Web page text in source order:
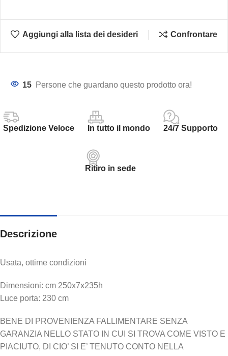
Aggiungi alla lista dei desideri Confrontare
15 Persone che guardano questo prodotto ora!
Spedizione Veloce In tutto il mondo 24/7 Supporto
Ritiro in sede
Descrizione
Usata, ottime condizioni
Dimensioni: cm 250x7x235h
Luce porta: 230 cm
BENE DI PROVENIENZA FALLIMENTARE SENZA
GARANZIA NELLO STATO IN CUI SI TROVA COME VISTO E
PIACIUTO, DI CIO’ SI E’ TENUTO CONTO NELLA